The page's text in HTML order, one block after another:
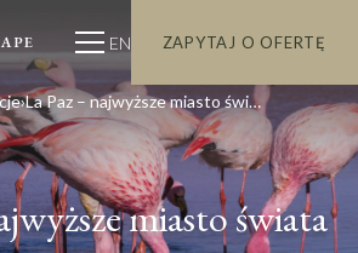
EN ZAPYTAJ O OFERTĘ
La Paz – najwyższe miasto świata
miasto świata